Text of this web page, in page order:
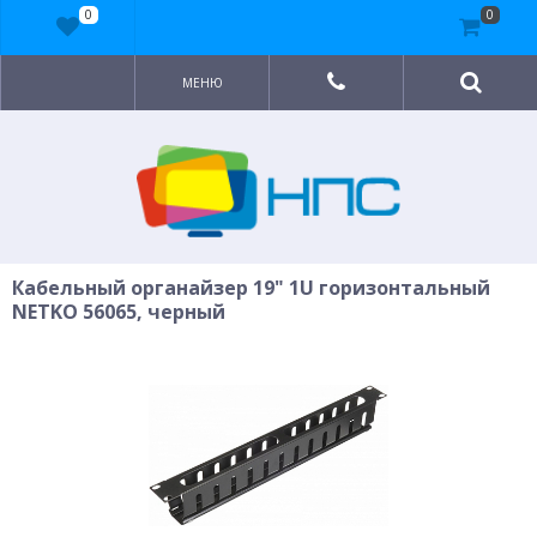
МЕНЮ
Кабельный органайзер 19" 1U горизонтальный
NETKO 56065, черный
0 0